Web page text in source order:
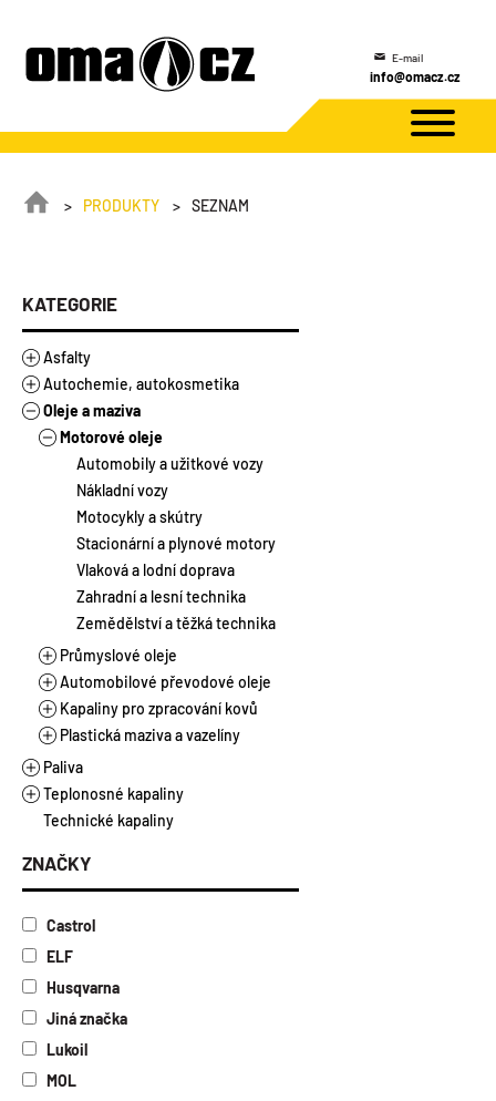
Rychlý kontakt
+420 487 851 016
PRODUKTY SEZNAM
KATEGORIE
Asfalty
Asfalty
Stavebněizolační asfalty
Modifikované asfalty
Silniční asfalty
Asfaltové výrobky
Asfalty ředěné
Zálivky
Emulze
Laky
Suspenze
Tmely
Autochemie, autokosmetika
Autokosmetika
Mechanické rozprašovače
Tlakové spreje
Ostatní
Autochemie
Náplně do ostřikovačů
Rozmrazovače
Chladicí kapaliny
Brzdové kapaliny
Aditiva pro autochemii
Doplňkový sortiment
Autodoplňky
Oleje a maziva
Motorové oleje
Automobily a užitkové vozy
Nákladní vozy
Motocykly a skútry
Stacionární a plynové motory
Vlaková a lodní doprava
Zahradní a lesní technika
Zemědělství a těžká technika
Průmyslové oleje
Hydraulické oleje
Aditiva pro průmyslové oleje
Průmyslové převodové oleje
Ložiskové oleje
Multifunkční oleje
Kompresorové oleje
Separační oleje
Teplonosné a kalící oleje
Tmavé oleje
Elektroizolační oleje
Biologicky odbouratelné oleje
Potravinářské oleje
Automobilové převodové oleje
Manuální převodovky
Automatické převodovky
Kapaliny pro zpracování kovů
Řezné oleje vodou mísitelné
Řezné oleje vodou nemísitelné
Plastická maziva a vazelíny
Plastická maziva
Vazelíny
Paliva
Alkylátová paliva
Ethanol E85
Topný olej
Teplonosné kapaliny
Topné a chladicí kapaliny
Technické kapaliny
ZNAČKY
Castrol
ELF
Husqvarna
Jiná značka
Lukoil
MOL